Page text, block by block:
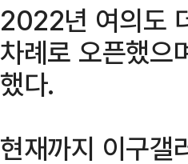
2022년 여의도
차례로 오픈했
했다.
현재까지 이구갤